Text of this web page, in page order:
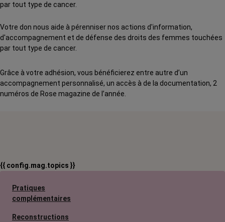
par tout type de cancer.
Votre don nous aide à pérenniser nos actions d'information,
d'accompagnement et de défense des droits des femmes touchées
par tout type de cancer.
Grâce à votre adhésion, vous bénéficierez entre autre d’un
accompagnement personnalisé, un accès à de la documentation, 2
numéros de Rose magazine de l’année.
{{ config.mag.topics }}
Pratiques
complémentaires
Reconstructions